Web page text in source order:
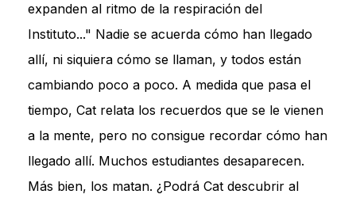
expanden al ritmo de la respiración del
Instituto..." Nadie se acuerda cómo han llegado
allí, ni siquiera cómo se llaman, y todos están
cambiando poco a poco. A medida que pasa el
tiempo, Cat relata los recuerdos que se le vienen
a la mente, pero no consigue recordar cómo han
llegado allí. Muchos estudiantes desaparecen.
Más bien, los matan. ¿Podrá Cat descubrir al